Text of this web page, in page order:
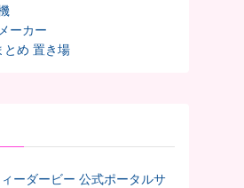
ーカー
とめ 置き場
ーダービー 公式ポータルサ